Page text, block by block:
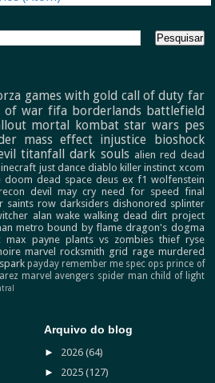
games with gold call of duty far
of war fifa borderlands battlefield
mortal kombat star wars pes
mass effect injustice bioshock
titanfall dark souls alien red dead
just dance diablo killer instinct xcom
doom dead space deus ex f1 wolfenstein
devil may cry need for speed final
saints row darksiders dishonored splinter
alan wake walking dead dirt project
metro bound by flame dragon's dogma
max payne plants vs zombies thief ryse
marvel rocksmith grid rage murdered
payday remember me spec ops prince of
marvel avengers spider man child of light
Arquivo do blog
► 2026 (64)
► 2025 (127)